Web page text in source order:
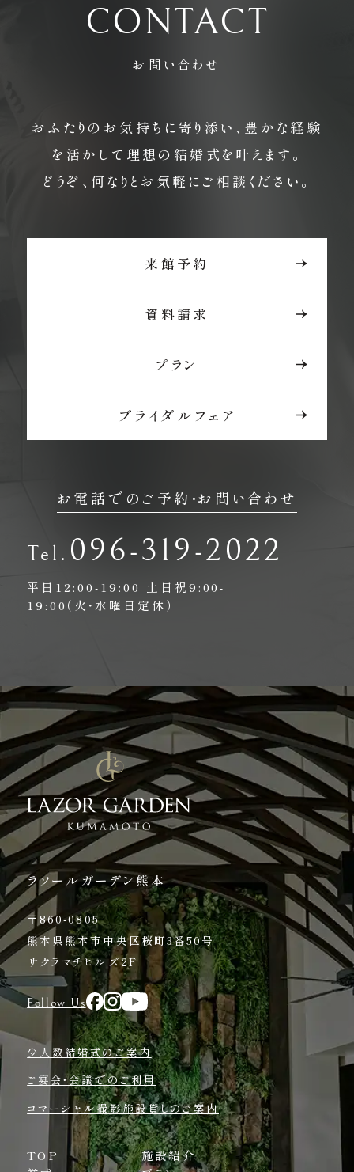
CONTACT
お問い合わせ
おふたりのお気持ちに寄り添い、豊かな経験
を活かして理想の結婚式を叶えます。
どうぞ、何なりとお気軽にご相談ください。
来館予約
資料請求
プラン
ブライダルフェア
お電話でのご予約・お問い合わせ
096-319-2022
平日12:00-19:00 土日祝9:00-
19:00（火・水曜日定休）
ラソールガーデン熊本
〒860-0805
熊本県熊本市中央区桜町3番50号
サクラマチヒルズ2F
Follow Us
少人数結婚式のご案内
ご宴会・会議でのご利用
コマーシャル撮影施設貸しのご案内
TOP
施設紹介